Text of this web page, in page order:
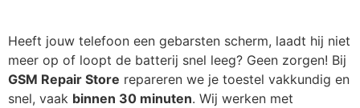
Heeft jouw telefoon een gebarsten scherm, laadt hij niet
meer op of loopt de batterij snel leeg? Geen zorgen! Bij
GSM Repair Store repareren we je toestel vakkundig en
snel, vaak binnen 30 minuten. Wij werken met